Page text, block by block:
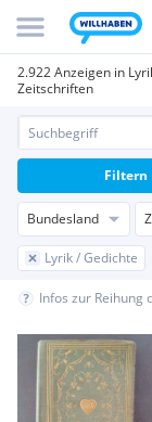
2.922 Anzeigen in
Zeitschriften
Bundesland
Lyrik / Gedichte
Filtern
Infos zur Reihung